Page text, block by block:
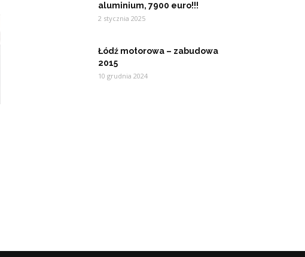
aluminium, 7900 euro!!!
2 stycznia 2025
Łódź motorowa – zabudowa
2015
10 grudnia 2024